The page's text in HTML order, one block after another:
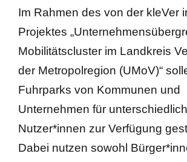
Im Rahmen des von der kleVer
Projektes
Mobilitätscluster im Landkreis
der Metropolregion (UMoV)“
Fuhrparks von Kommunen und
Unternehmen für
Nutzer*innen zur Verfügung
Dabei nutzen sowohl